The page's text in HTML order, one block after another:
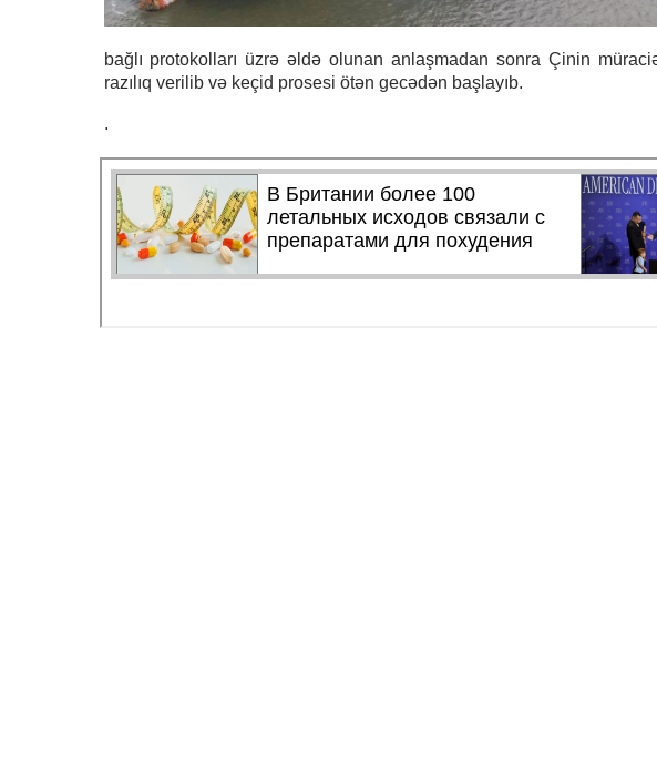
bağlı protokolları üzrə əldə olunan anlaşmadan sonra Çinin
razılıq verilib və keçid prosesi ötən gecədən başlayıb.
.